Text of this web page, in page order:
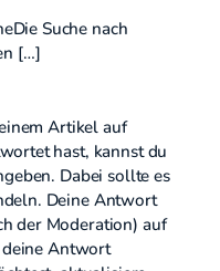
Suche nach
[…]
Artikel auf
hast, kannst du
Dabei sollte es
Deine Antwort
der Moderation) auf
deine Antwort